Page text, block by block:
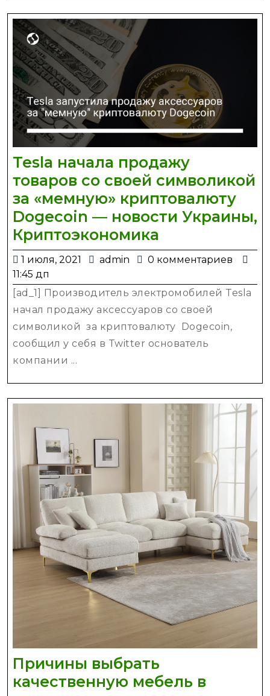
следят
в
Казахстане
—
новости
Украины,
Tesla начала продажу
товаров со своей символикой
за «мемную» криптовалюту
Dogecoin — новости Украины,
Криптоэкономика
начала
продажу
товаров
со
своей
символикой
«мемную»
Dogecoin
—
новости
Украины,
1 июля, 2021
2021
admin admin
0 комментариев
11:45 дп
[ad_1] Производитель электромобилей Tesla
начал продажу аксессуаров со своей
символикой за криптовалюту Dogecoin,
сообщил у себя в Twitter основатель
компании ...
Причины выбрать
качественную мебель в